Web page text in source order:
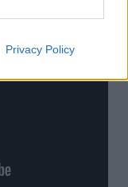
Privacy Policy